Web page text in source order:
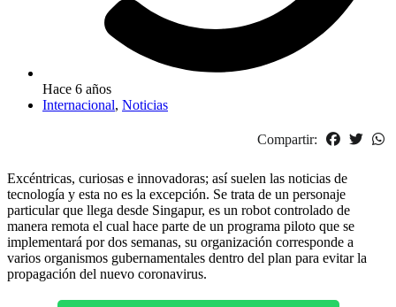
Hace 6 años
Internacional, Noticias
Compartir:
Excéntricas, curiosas e innovadoras; así suelen las noticias de
tecnología y esta no es la excepción. Se trata de un personaje
particular que llega desde Singapur, es un robot controlado de
manera remota el cual hace parte de un programa piloto que se
implementará por dos semanas, su organización corresponde a
varios organismos gubernamentales dentro del plan para evitar la
propagación del nuevo coronavirus.